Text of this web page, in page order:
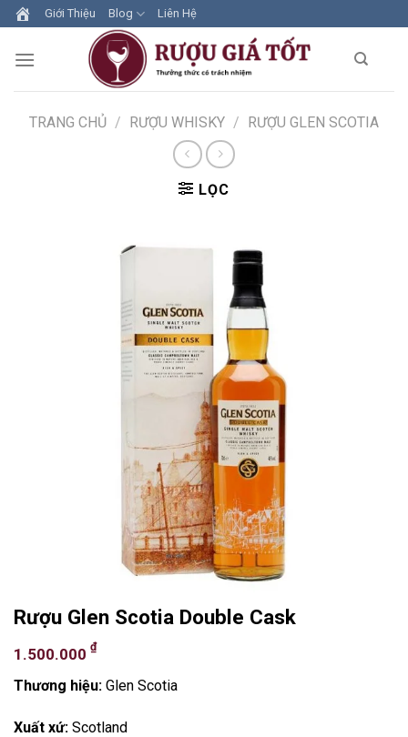
Skip
to
content
Giới Thiệu Blog Liên Hệ
TRANG CHỦ / RƯỢU WHISKY / RƯỢU GLEN SCOTIA
LỌC
Rượu Glen Scotia Double Cask
1.500.000 ₫
Thương hiệu: Glen Scotia
Xuất xứ: Scotland